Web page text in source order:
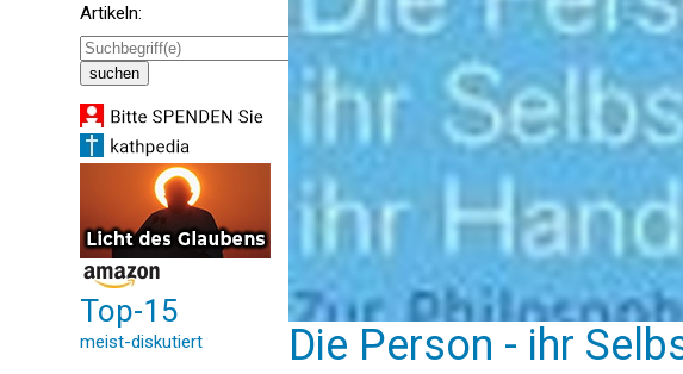
Artikeln:
Top-15
meist-diskutiert Die Person - ihr